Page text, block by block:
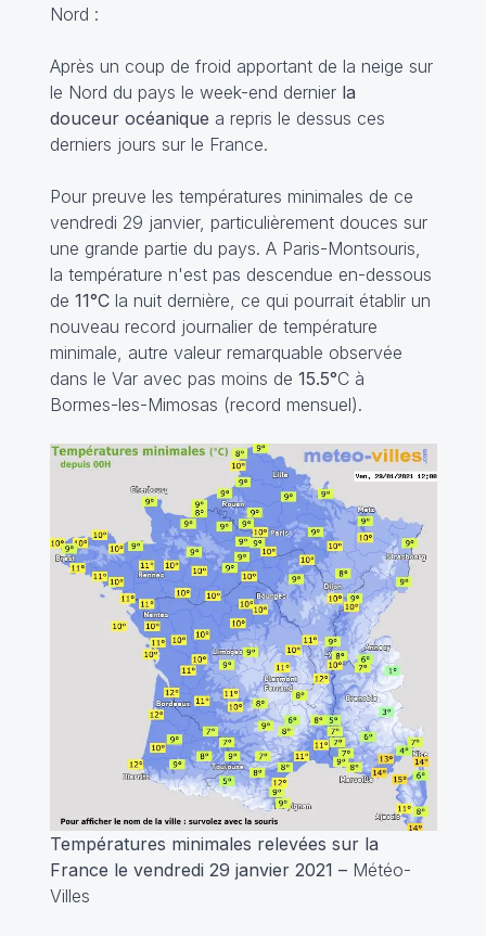
Nord :
Après un coup de froid apportant de la neige sur
le Nord du pays le week-end dernierla
douceur océanique a repris le dessus ces
derniers jours sur le France.
Pour preuve les températures minimales de ce
vendredi 29 janvier, particulièrement douces sur
une grande partie du pays. A Paris-Montsouris,
la température n'est pas descendue en-dessous
de 11°Cla nuit dernière, ce qui pourrait établir un
nouveau record journalier de température
minimale, autre valeur remarquable observée
dans le Var avec pas moins de 15.5°C à
Bormes-les-Mimosas (record mensuel).
Températures minimales relevées sur la
France le vendredi 29 janvier 2021 –Météo-
Villes